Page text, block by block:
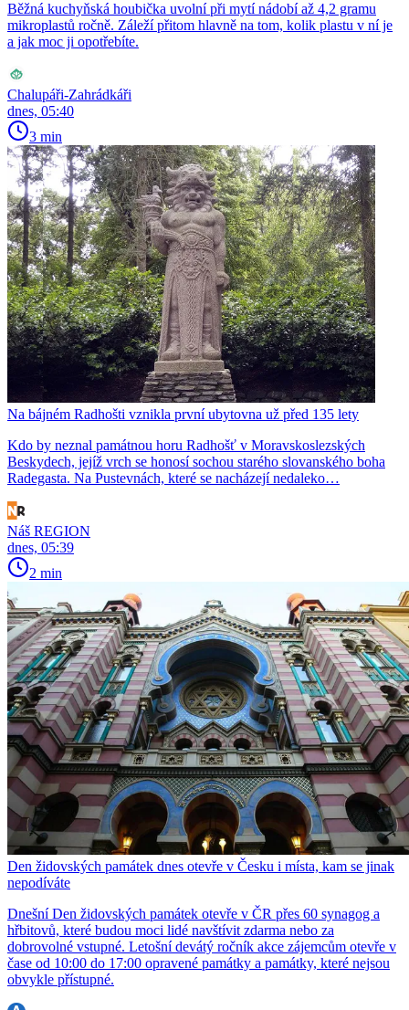
Běžná kuchyňská houbička uvolní při mytí nádobí až 4,2 gramu
mikroplastů ročně. Záleží přitom hlavně na tom, kolik plastu v ní je
a jak moc ji opotřebíte.
Chalupáři-Zahrádkáři
dnes, 05:40
3 min
Na bájném Radhošti vznikla první ubytovna už před 135 lety
Kdo by neznal památnou horu Radhošť v Moravskoslezských
Beskydech, jejíž vrch se honosí sochou starého slovanského boha
Radegasta. Na Pustevnách, které se nacházejí nedaleko…
Náš REGION
dnes, 05:39
2 min
Den židovských památek dnes otevře v Česku i místa, kam se jinak
nepodíváte
Dnešní Den židovských památek otevře v ČR přes 60 synagog a
hřbitovů, které budou moci lidé navštívit zdarma nebo za
dobrovolné vstupné. Letošní devátý ročník akce zájemcům otevře v
čase od 10:00 do 17:00 opravené památky a památky, které nejsou
obvykle přístupné.